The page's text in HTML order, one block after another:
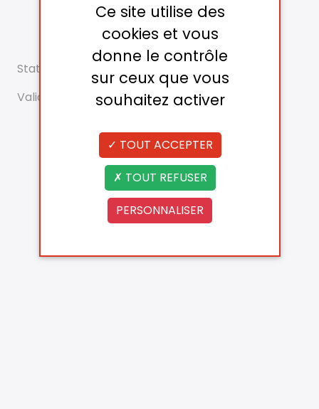
Statut
Validé
Ce site utilise des
cookies et vous
donne le contrôle
sur ceux que vous
souhaitez activer
TOUT ACCEPTER
TOUT REFUSER
PERSONNALISER